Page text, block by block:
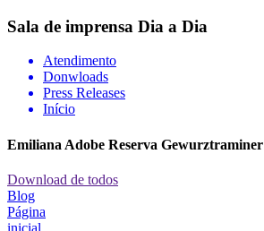
Sala de imprensa Dia a Dia
Atendimento
Donwloads
Press Releases
Início
Emiliana Adobe Reserva Gewurztraminer
Download de todos
Blog
Página
inicial